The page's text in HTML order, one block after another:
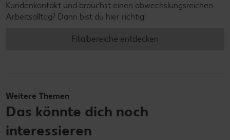
Kundenkontakt und brauchst einen abwechslungsreichen
Arbeitsalltag? Dann bist du hier richtig!
Filialbereiche entdecken
Weitere Themen
Das könnte dich noch
interessieren